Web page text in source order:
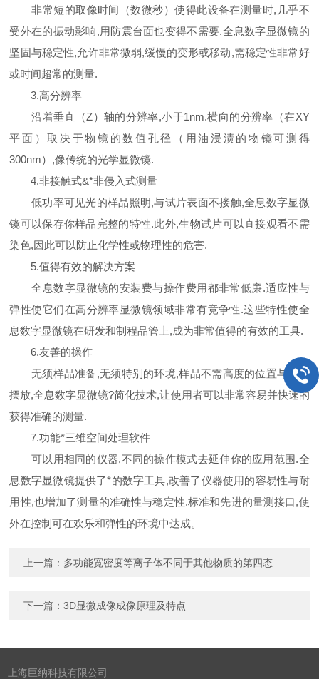
非常短的取像时间（数微秒）使得此设备在测量时,几乎不
受外在的振动影响,用防震台面也变得不需要.全息数字显微镜的
坚固与稳定性,允许非常微弱,缓慢的变形或移动,需稳定性非常好
或时间超常的测量.
3.高分辨率
沿着垂直（Z）轴的分辨率,小于1nm.横向的分辨率（在XY
平面）取决于物镜的数值孔径（用油浸渍的物镜可测得
300nm）,像传统的光学显微镜.
4.非接触式&*非侵入式测量
低功率可见光的样品照明,与试片表面不接触,全息数字显微
镜可以保存你样品完整的特性.此外,生物试片可以直接观看不需
染色,因此可以防止化学性或物理性的危害.
5.值得有效的解决方案
全息数字显微镜的安装费与操作费用都非常低廉.适应性与
弹性使它们在高分辨率显微镜领域非常有竞争性.这些特性使全
息数字显微镜在研发和制程品管上,成为非常值得的有效的工具.
6.友善的操作
无须样品准备,无须特别的环境,样品不需高度的位置与方向
摆放,全息数字显微镜?简化技术,让使用者可以非常容易并快速的
获得准确的测量.
7.功能*三维空间处理软件
可以用相同的仪器,不同的操作模式去延伸你的应用范围.全
息数字显微镜提供了*的数字工具,改善了仪器使用的容易性与耐
用性,也增加了测量的准确性与稳定性.标准和先进的量测接口,使
外在控制可在欢乐和弹性的环境中达成。
上一篇： 多功能宽密度等离子体不同于其他物质的第四态
下一篇：3D显微成像成像原理及特点
上海巨纳科技有限公司